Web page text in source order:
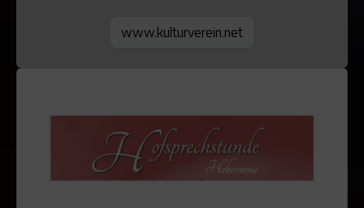
www.kulturverein.net